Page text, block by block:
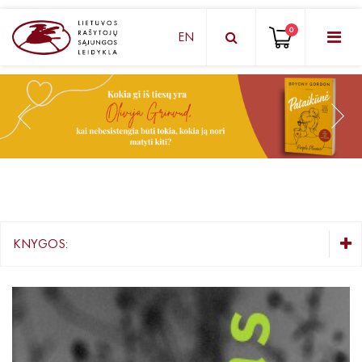
KNYGŲ DĖŽUTĖ - STAIGMENA
Grožinė literatūra
KNYGOS PIGIAU
EN 0
KNYGOS:
Grožinė literatūra
Knygos vaikams ir paaugliams
Negrožinė literatūra